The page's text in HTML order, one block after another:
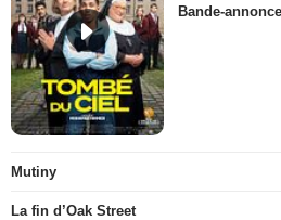
Bande-annonce
Mutiny
La fin d’Oak Street